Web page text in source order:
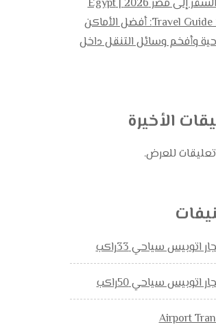
دليل السفر إلى مصر 2026 | Egypt
Travel Guide 2026: أفضل الأماكن
وأفخم وسائل التنقل داخل
الأخيرة
للعرض.
اتوبيس سياحي 33راكب
اتوبيس سياحي 50راكب
Airport